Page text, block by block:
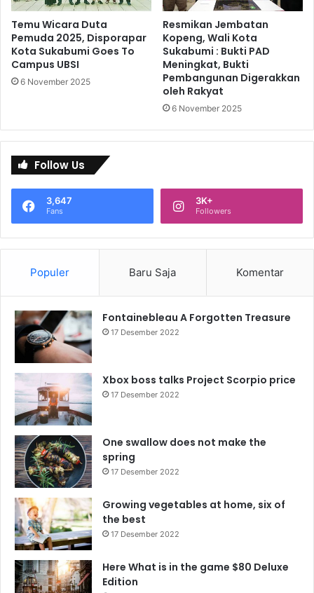
Temu Wicara Duta
Pemuda 2025, Disporapar
Kota Sukabumi Goes To
Campus UBSI
6 November 2025
Resmikan Jembatan
Kopeng, Wali Kota
Sukabumi : Bukti PAD
Meningkat, Bukti
Pembangunan Digerakkan
oleh Rakyat
6 November 2025
Follow Us
3,647
Fans
3K+
Followers
Populer Baru Saja Komentar
Fontainebleau A Forgotten Treasure
17 Desember 2022
Xbox boss talks Project Scorpio price
17 Desember 2022
One swallow does not make the
spring
17 Desember 2022
Growing vegetables at home, six of
the best
17 Desember 2022
Here What is in the game $80 Deluxe
Edition